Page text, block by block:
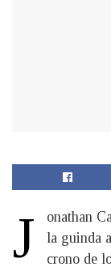
J
onathan
la guinda
crono de